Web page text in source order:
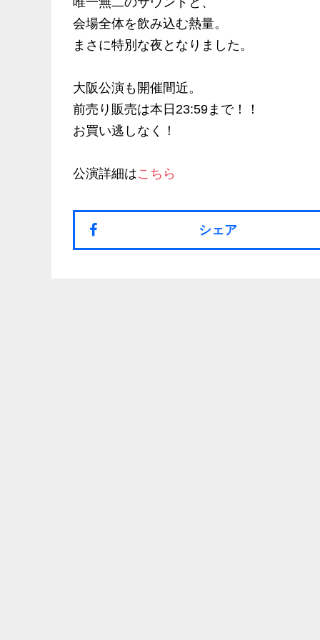
会場全体を飲み込む熱量。
まさに特別な夜となりました。
大阪公演も開催間近。
前売り販売は本日23:59まで！！
お買い逃しなく！
公演詳細はこちら
シェア